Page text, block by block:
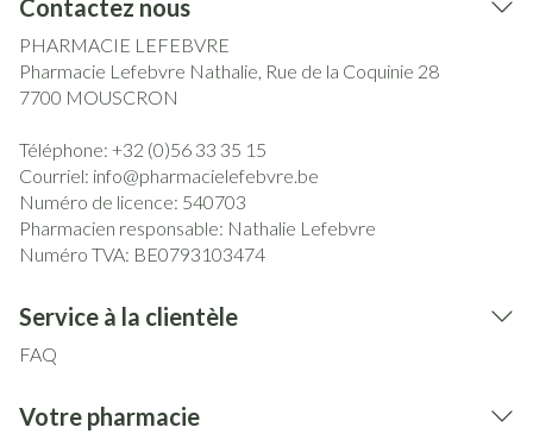
Contactez nous
PHARMACIE LEFEBVRE
Pharmacie Lefebvre Nathalie, Rue de la Coquinie 28
7700 MOUSCRON
Téléphone: +32 (0)56 33 35 15
Courriel: info@pharmacielefebvre.be
Numéro de licence: 540703
Pharmacien responsable: Nathalie Lefebvre
Numéro TVA: BE0793103474
Service à la clientèle
FAQ
Votre pharmacie